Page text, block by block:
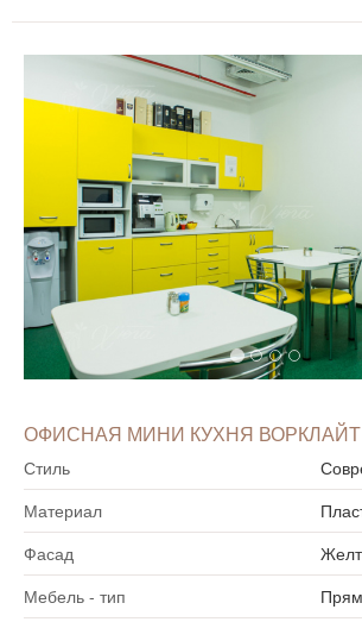
ОФИСНАЯ МИНИ КУХНЯ ВОРКЛАЙТ
Стиль
Материал
Фасад
Мебель - тип